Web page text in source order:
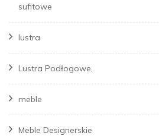
sufitowe
lustra
Lustra Podłogowe,
meble
Meble Designerskie